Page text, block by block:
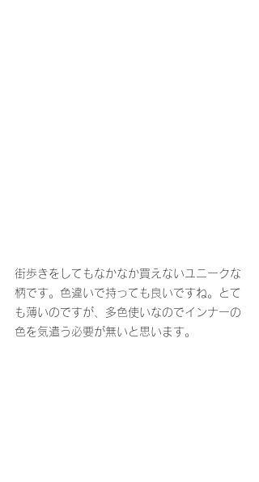
街歩きをしてもなかなか買えないユニークな
柄です。色違いで持っても良いですね。とて
も薄いのですが、多色使いなのでインナーの
色を気遣う必要が無いと思います。